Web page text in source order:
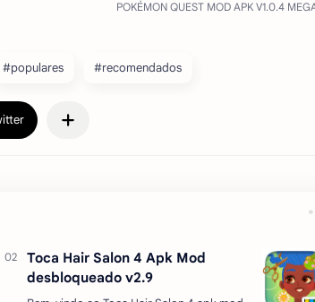
#populares #recomendados
Toca Hair Salon 4 Apk Mod
desbloqueado v2.9